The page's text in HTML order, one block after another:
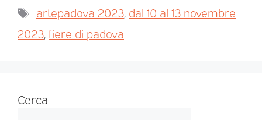
artepadova 2023 dal 10 al 13 novembre
2023 fiere di padova
Cerca